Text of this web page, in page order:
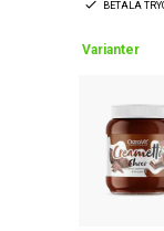
BETALA
Varianter